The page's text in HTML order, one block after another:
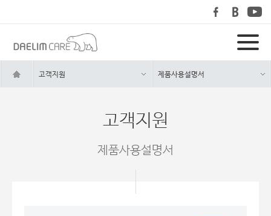
고객지원 제품사용설명서
고객지원
제품사용설명서